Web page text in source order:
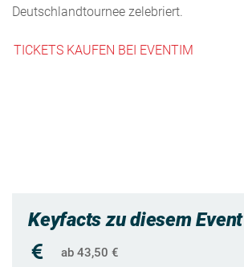
Deutschlandtournee zelebriert.
TICKETS KAUFEN BEI EVENTIM
Keyfacts zu diesem Event
ab 43,50 €